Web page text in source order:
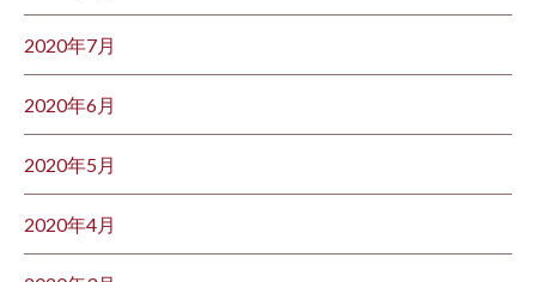
2020年7月
2020年6月
2020年5月
2020年4月